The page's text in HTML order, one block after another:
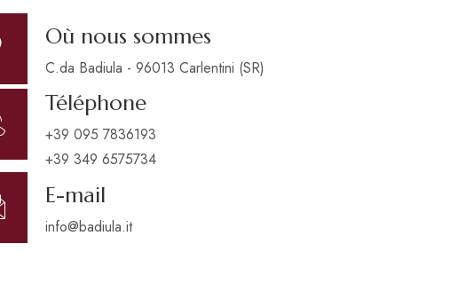
Où nous sommes
C.da Badiula - 96013 Carlentini (SR)
Téléphone
+39 095 7836193
+39 349 6575734
E-mail
info@badiula.it